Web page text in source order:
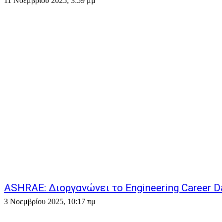
ASHRAE: Διοργανώνει το Engineering Career
3 Νοεμβρίου 2025, 10:17 πμ